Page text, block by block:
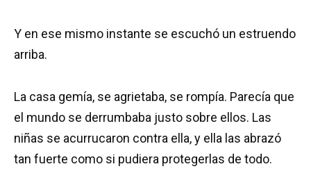
Y en ese mismo instante se escuchó un estruendo
arriba.
La casa gemía, se agrietaba, se rompía. Parecía que
el mundo se derrumbaba justo sobre ellos. Las
niñas se acurrucaron contra ella, y ella las abrazó
tan fuerte como si pudiera protegerlas de todo.